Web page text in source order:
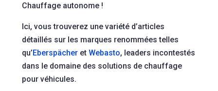
Chauffage autonome !
Ici, vous trouverez une variété d’articles
détaillés sur les marques renommées telles
qu’EberspächeretWebasto, leaders incontestés
dans le domaine des solutions de chauffage
pour véhicules.